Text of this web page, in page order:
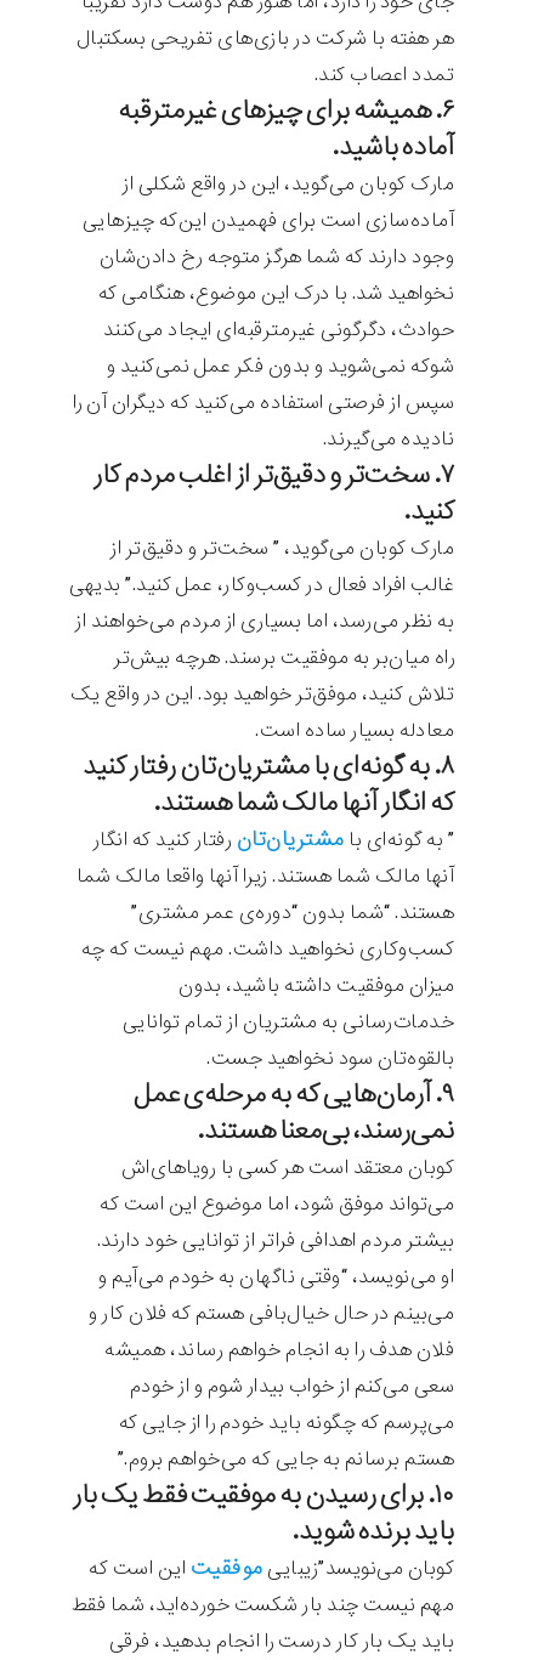
هر هفته با شرکت در بازی‌های تفریحی بسکتبال
تمدد اعصاب کند.
۶. همیشه برای چیزهای غیرمترقبه
آماده باشید.
مارک کوبان می‌گوید، این در واقع شکلی از
آماده‌سازی است برای فهمیدن این‌که چیزهایی
وجود دارند که شما هرگز متوجه رخ دادن‌شان
نخواهید شد. با درک این موضوع، هنگامی که
حوادث، دگرگونی غیرمترقبه‌ای ایجاد می‌کنند
شوکه نمی‌شوید و بدون فکر عمل نمی‌کنید و
سپس از فرصتی استفاده می‌کنید که دیگران آن را
نادیده می‌گیرند.
۷. سخت‌تر و دقیق‌تر از اغلب مردم کار
کنید.
مارک کوبان می‌گوید، ” سخت‌تر و دقیق‌تر از
غالب افراد فعال در کسب‌و‌کار، عمل کنید.” بدیهی
به نظر می‌رسد، اما بسیاری از مردم می‌خواهند از
راه میان‌بر به موفقیت برسند. هرچه بیش‌تر
تلاش کنید، موفق‌تر خواهید بود. این در واقع یک
معادله بسیار ساده است.
۸. به گونه‌ای با مشتریان‌تان رفتار کنید
که انگار آنها مالک شما هستند.
” به گونه‌ای با مشتریان‌تان رفتار کنید که انگار
آنها مالک شما هستند. زیرا آنها واقعا مالک شما
هستند. “شما بدون “دوره‌ی عمر مشتری”
کسب‌وکاری نخواهید داشت. مهم نیست که چه
میزان موفقیت داشته باشید، بدون
خدمات‌رسانی به مشتریان از تمام توانایی
بالقوه‌تان سود نخواهید جست.
۹. آرمان‌هایی که به مرحله‌ی عمل
نمی‌رسند، بی‌معنا هستند.
کوبان معتقد است هر کسی با رویاهای‌اش
می‌تواند موفق شود، اما موضوع این است که
بیشتر مردم اهدافی فراتر از توانایی خود دارند.
او می‌نویسد، “وقتی ناگهان به خودم می‌آیم و
می‌بینم در حال خیال‌بافی هستم که فلان کار و
فلان هدف را به انجام خواهم رساند، همیشه
سعی می‌کنم از خواب بیدار شوم و از خودم
می‌پرسم که چگونه باید خودم را از جایی که
هستم برسانم به جایی که می‌خواهم بروم.”
۱۰. برای رسیدن به موفقیت فقط یک بار
باید برنده شوید.
کوبان می‌نویسد”زیبایی موفقیت این است که
مهم نیست چند بار شکست خورده‌اید، شما فقط
باید یک بار کار درست را انجام بدهید، فرقی